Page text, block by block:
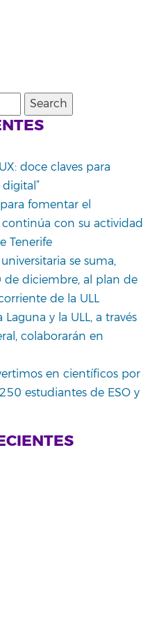
doce claves para
fomentar el
con su actividad
Tenerife
se suma,
diciembre, al plan de
de la ULL
y la ULL, a través
colaborarán en
en científicos por
estudiantes de ESO y